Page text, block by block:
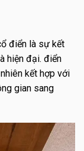
điển là sự kết
hiện đại. điển
kết hợp với
gian sang